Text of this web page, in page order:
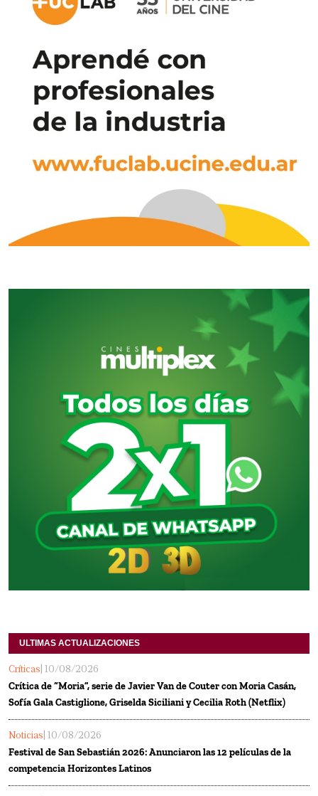
ULTIMAS ACTUALIZACIONES
Críticas | 10/08/2026
Crítica de “Moria”, serie de Javier Van de Couter con Moria Casán,
Sofía Gala Castiglione, Griselda Siciliani y Cecilia Roth (Netflix)
Noticias | 10/08/2026
Festival de San Sebastián 2026: Anunciaron las 12 películas de la
competencia Horizontes Latinos